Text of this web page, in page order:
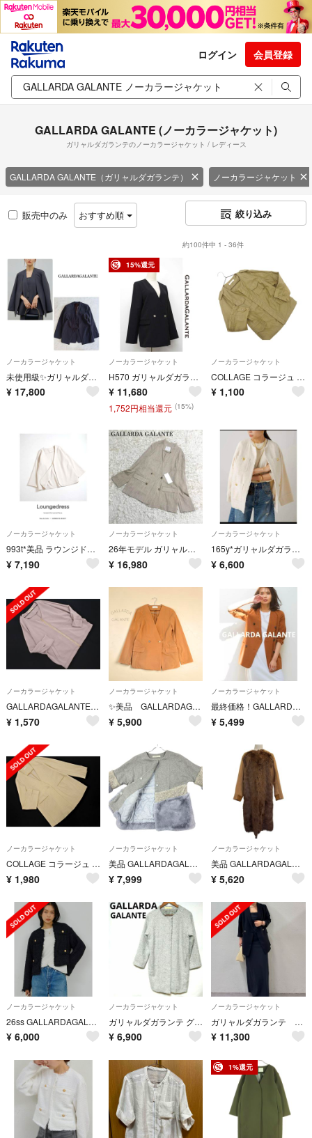
ログイン 会員登録
GALLARDA GALANTE (ノーカラージャケット)
ガリャルダガランテのノーカラージャケット / レディース
GALLARDA GALANTE（ガリャルダガランテ） ノーカラージャケット
販売中のみ おすすめ順 絞り込み
約100件中 1 - 36件
ノーカラージャケット
未使用級✨ガリャルダガランテ ジャケットジャケット 2WAYノーカラージャケット
¥ 17,800
15%還元
ノーカラージャケット
H570 ガリャルダガランテ ノーカラーダブルジャケット ストレッチ 黒 春夏秋
¥ 11,680
1,752円相当還元 (15%)
ノーカラージャケット
COLLAGE コラージュ ガリャルダガランテ 7分袖 ノーカラー ミリタリー ジャケット sizeF/カーキ ■◇ レディース
¥ 1,100
ノーカラージャケット
993t*美品 ラウンジドレス Loungedress ノーカラージャケット
¥ 7,190
ノーカラージャケット
26年モデル ガリャルダガランテ ノーカラーツイードジャケット ベージュ
¥ 16,980
ノーカラージャケット
165y*ガリャルダガランテ Loungedress 金ボタンツイードジャケット
¥ 6,600
ノーカラージャケット
GALLARDAGALANTE ガリャルダガランテ ノーカラー ジップアップ ドルマン ジャケット sizeF/ラベンダー ■◇ レディース
¥ 1,570
ノーカラージャケット
✨美品 GALLARDAGALANTE キュプラノーカラージャケット ベージュ
¥ 5,900
ノーカラージャケット
最終価格！GALLARDAGALANTE ノーカラーダブルボタンジャケット
¥ 5,499
ノーカラージャケット
COLLAGE コラージュ ガリャルダガランテ ストライプ ノーカラー ジャケット sizeF/アイボリー ■◇ レディース
¥ 1,980
ノーカラージャケット
美品 GALLARDAGALANTE フェイクファー 切り替えコート
¥ 7,999
ノーカラージャケット
美品 GALLARDAGALANTE ガリャルダガランテ カシミヤブレンド ムートン ウールコート F ベージュ レディース 古着 中古 USED
¥ 5,620
ノーカラージャケット
26ss GALLARDAGALANTE 手洗い可 ツイードショートジャケット
¥ 6,000
ノーカラージャケット
ガリャルダガランテ グレー ツイード コクーンシルエット ヘリンボーン ラグラン
¥ 6,900
ノーカラージャケット
ガリャルダガランテ ジャージージャケット
¥ 11,300
1%還元